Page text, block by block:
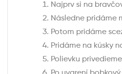
Najprv si na
Následne pridáme
Potom pridáme
Pridáme na kúsky
Polievku